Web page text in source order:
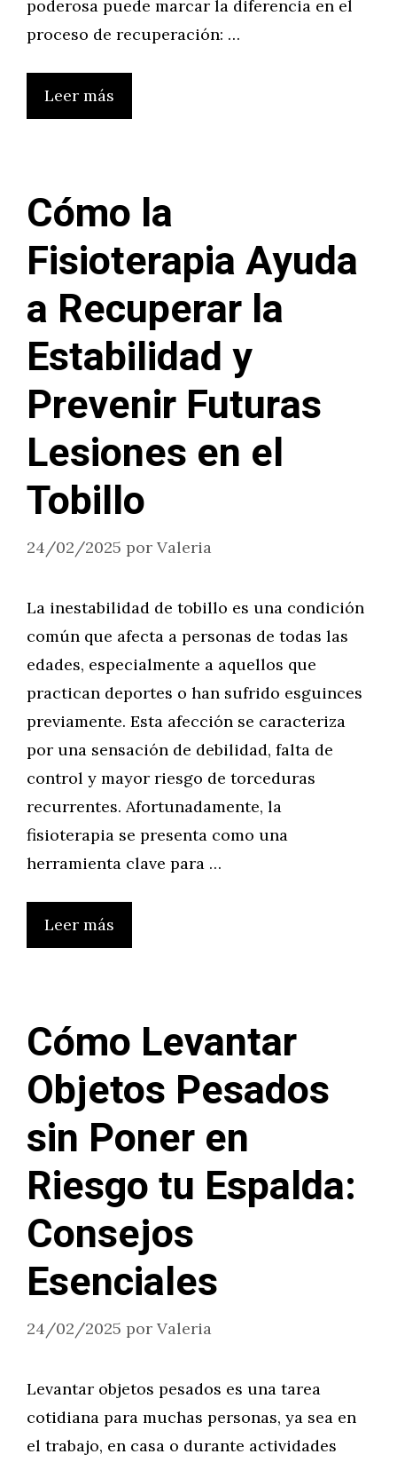
poderosa puede marcar la diferencia en el
proceso de recuperación: …
Leer más
Cómo la
Fisioterapia Ayuda
a Recuperar la
Estabilidad y
Prevenir Futuras
Lesiones en el
Tobillo
24/02/2025 por Valeria
La inestabilidad de tobillo es una condición
común que afecta a personas de todas las
edades, especialmente a aquellos que
practican deportes o han sufrido esguinces
previamente. Esta afección se caracteriza
por una sensación de debilidad, falta de
control y mayor riesgo de torceduras
recurrentes. Afortunadamente, la
fisioterapia se presenta como una
herramienta clave para …
Leer más
Cómo Levantar
Objetos Pesados
sin Poner en
Riesgo tu Espalda:
Consejos
Esenciales
24/02/2025 por Valeria
Levantar objetos pesados es una tarea
cotidiana para muchas personas, ya sea en
el trabajo, en casa o durante actividades